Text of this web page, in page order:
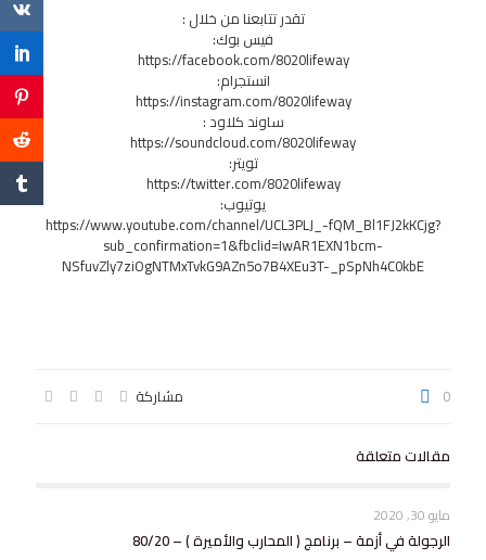
تقدر تتابعنا من خلال :
فيس بوك:
https://facebook.com/8020lifeway
انستجرام:
https://instagram.com/8020lifeway
ساوند كلاود :
https://soundcloud.com/8020lifeway
تويتر:
https://twitter.com/8020lifeway
يوتيوب:
https://www.youtube.com/channel/UCL3PLJ_-fQM_Bl1FJ2kKCjg?
sub_confirmation=1&fbclid=IwAR1EXN1bcm-
NSfuvZly7ziOgNTMxTvkG9AZn5o7B4XEu3T-_pSpNh4C0kbE
مشاركة 0
مقالات متعلقة
مايو 30, 2020
الرجولة في أزمة – برنامج ( المحارب والأميرة ) – 80/20